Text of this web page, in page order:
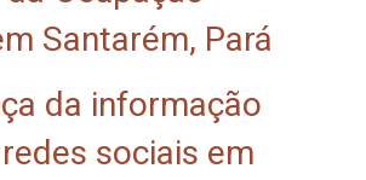
Santarém, Pará
da informação
sociais em